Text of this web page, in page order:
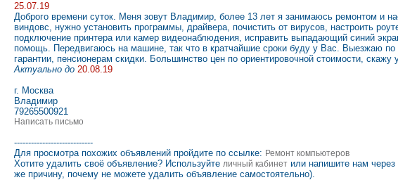
25.07.19
Доброго времени суток. Меня зовут Владимир, более 13 лет я занимаюсь ремонтом и
виндовс, нужно установить программы, драйвера, почистить от вирусов, настроить
подключение принтера или камер видеонаблюдения, исправить выпадающий синий
помощь. Передвигаюсь на машине, так что в кратчайшие сроки буду у Вас. Выезжаю
гарантии, пенсионерам скидки. Большинство цен по ориентировочной стоимости,
Актуально до 20.08.19
г. Москва
Владимир
79265500921
Написать письмо
----------------------------
Для просмотра похожих объявлений пройдите по ссылке: Ремонт компьютеров
Хотите удалить своё объявление? Используйте личный кабинет или напишите нам через
же причину, почему не можете удалить объявление самостоятельно).